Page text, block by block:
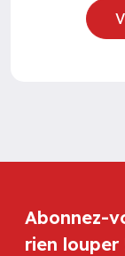
Abonnez-
rien louper